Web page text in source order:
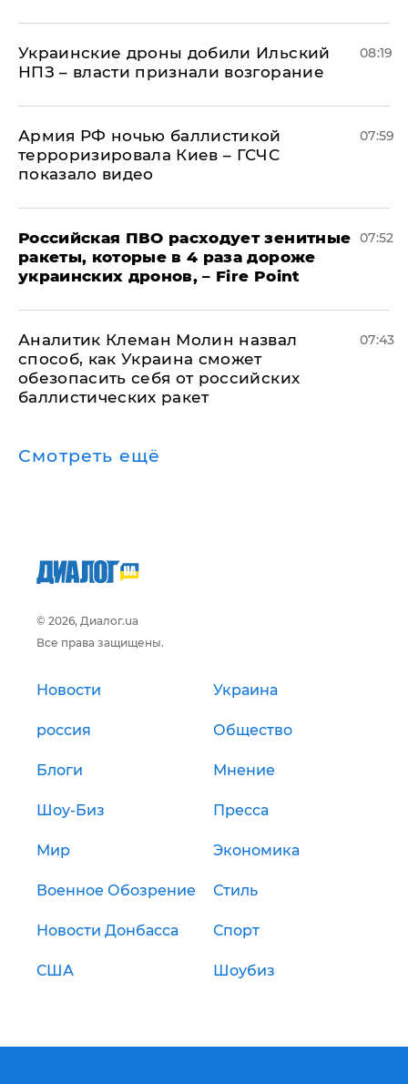
Украинские дроны добили Ильский
НПЗ – власти признали возгорание
08:19
Армия РФ ночью баллистикой
терроризировала Киев – ГСЧС
показало видео
07:59
Российская ПВО расходует зенитные
ракеты, которые в 4 раза дороже
украинских дронов, – Fire Point
07:52
Аналитик Клеман Молин назвал
способ, как Украина сможет
обезопасить себя от российских
баллистических ракет
07:43
Смотреть ещё
© 2026, Диалог.ua
Все права защищены.
Новости Украина
россия Общество
Блоги Мнение
Шоу-Биз Пресса
Мир Экономика
Военное Обозрение Стиль
Новости Донбасса Спорт
США Шоубиз